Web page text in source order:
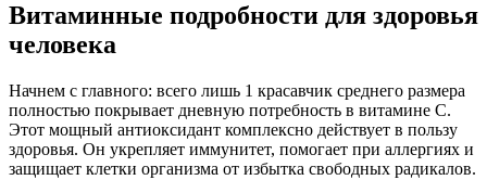
Витаминные подробности для здоровья
человека
Начнем с главного: всего лишь 1 красавчик среднего размера
полностью покрывает дневную потребность в витамине С.
Этот мощный антиоксидант комплексно действует в пользу
здоровья. Он укрепляет иммунитет, помогает при аллергиях и
защищает клетки организма от избытка свободных радикалов.